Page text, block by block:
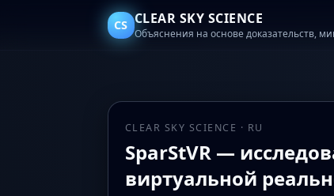
CS CLEAR SKY SCIENCE
Объяснения на основе доказательств,
CLEAR SKY SCIENCE · RU
SparStVR —
виртуальной